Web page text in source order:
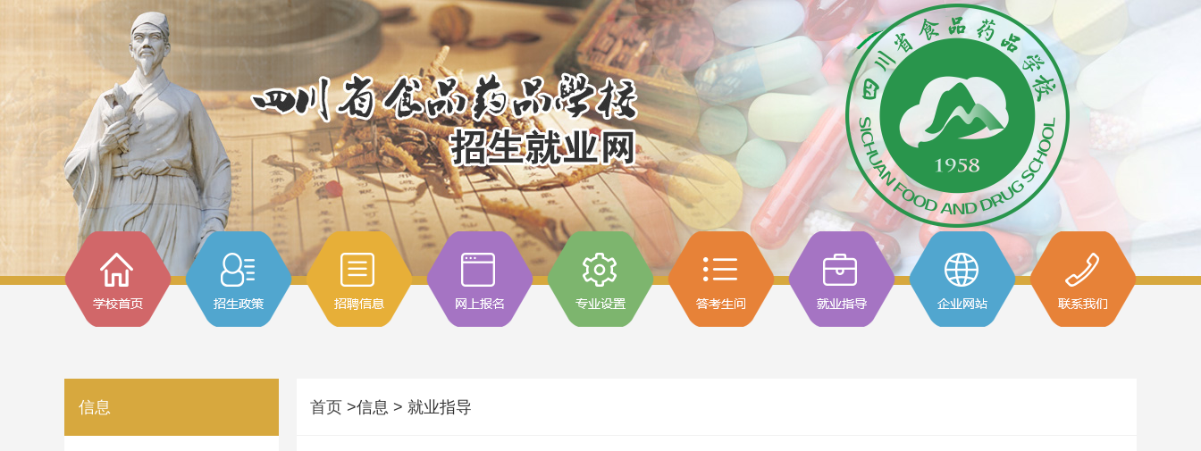
信息 首页 >信息 > 就业指导